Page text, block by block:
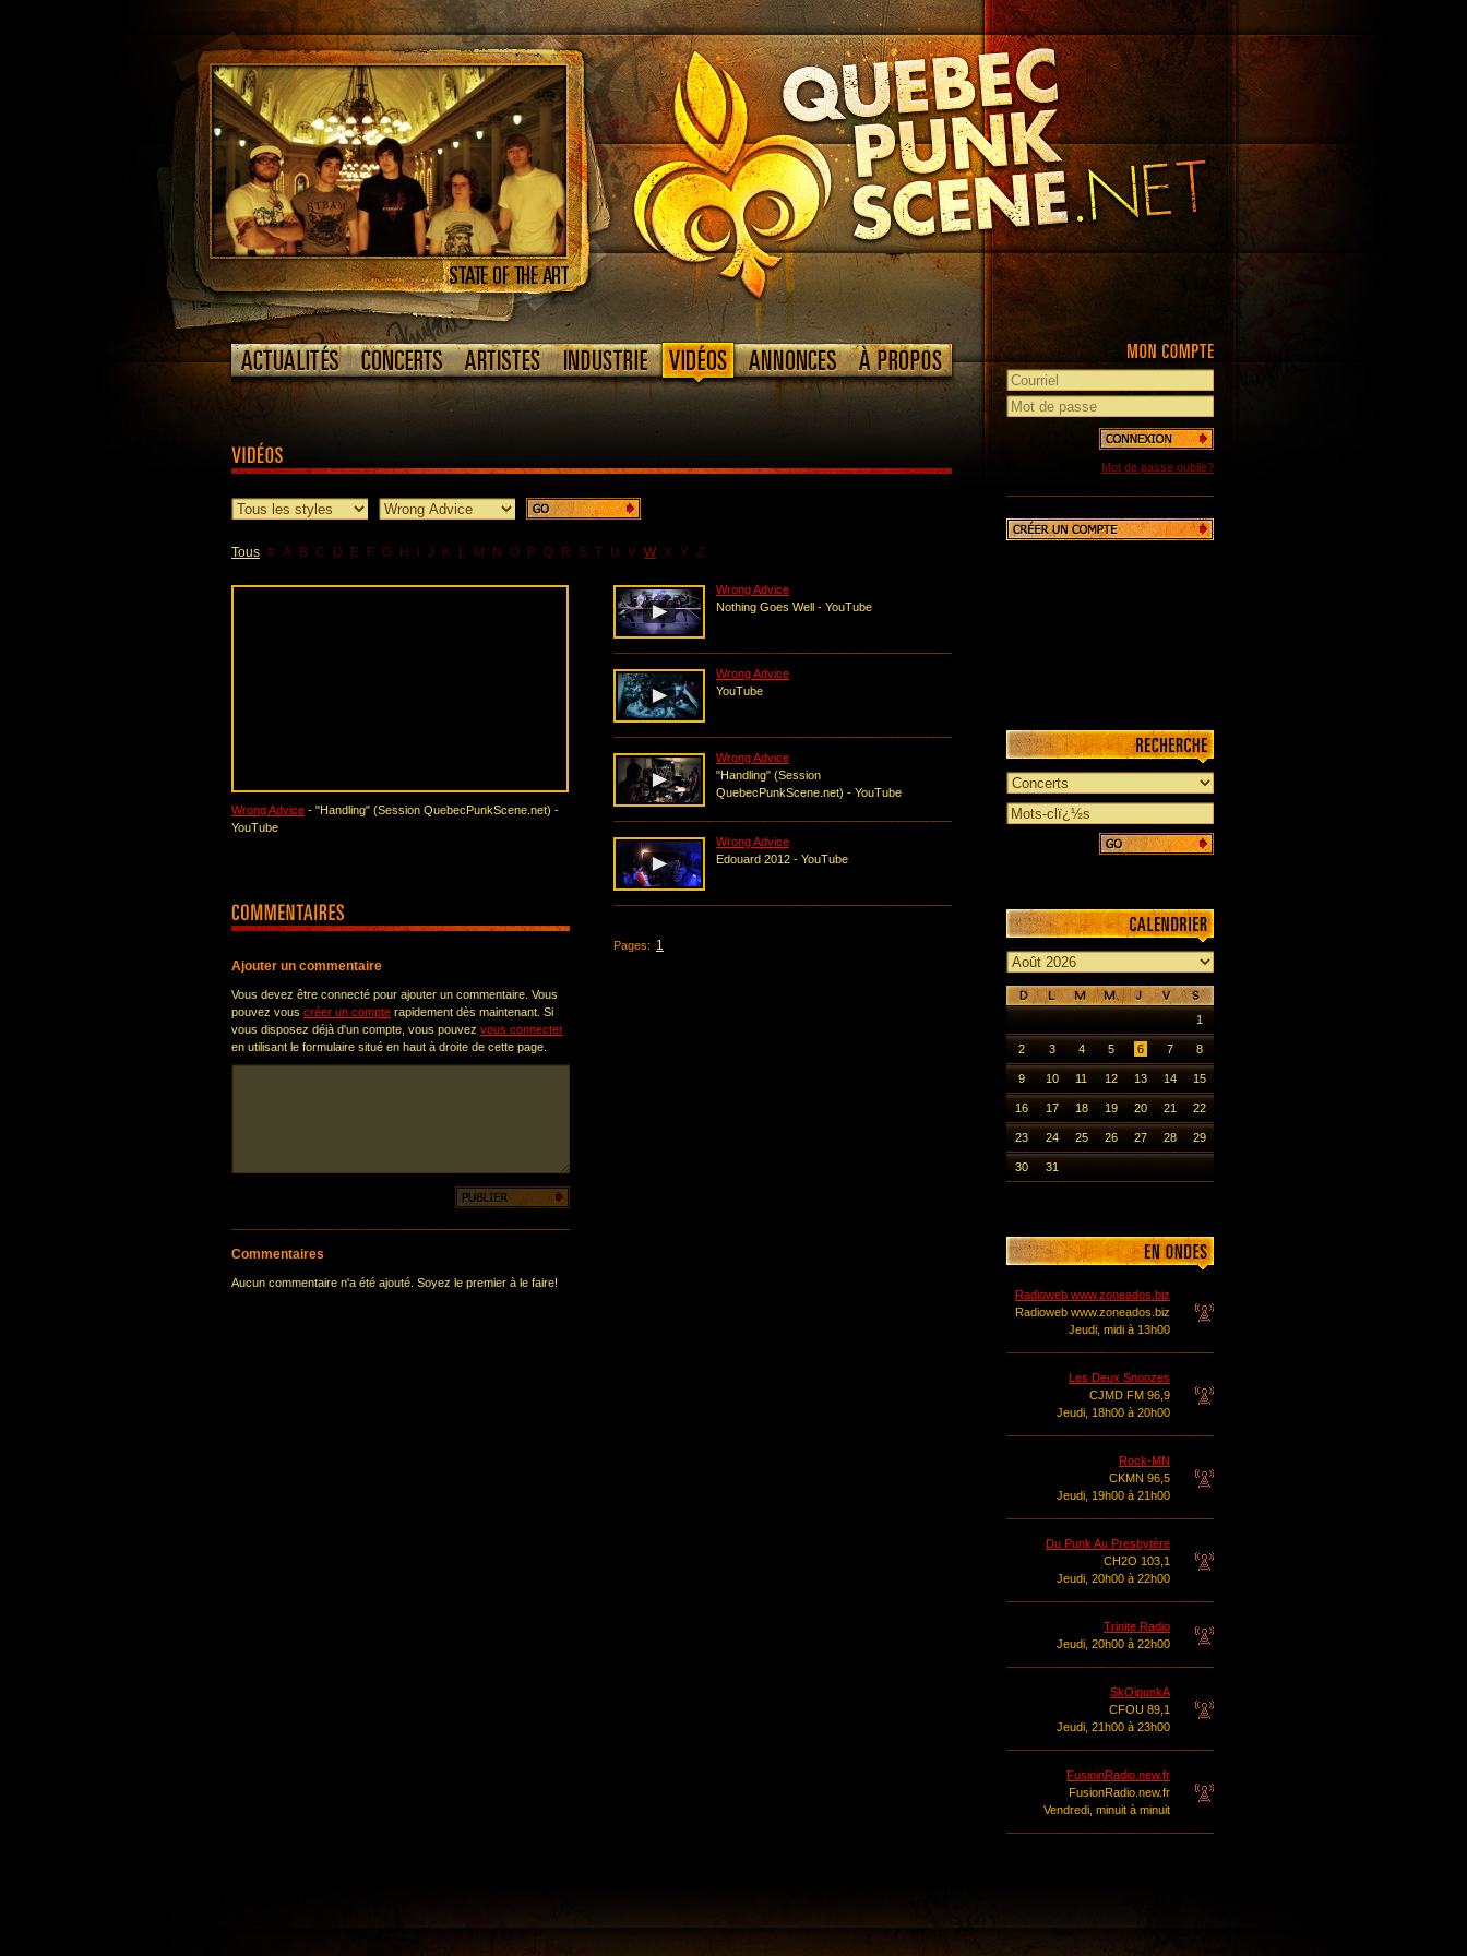
Tous # A B C D E F G H J K L M N O P Q R S T U V W X Y Z
Wrong Advice - "Handling" (Session QuebecPunkScene.net) -
YouTube
Ajouter un commentaire
Vous devez être connecté pour ajouter un commentaire. Vous
pouvez vous créer un compte rapidement dès maintenant. Si
vous disposez déjà d'un compte, vous pouvez vous connecter
en utilisant le formulaire situé en haut à droite de cette page.
Commentaires
Aucun commentaire n'a été ajouté. Soyez le premier à le faire!
Wrong Advice
Nothing Goes Well - YouTube
Wrong Advice
YouTube
Wrong Advice
"Handling" (Session
QuebecPunkScene.net) - YouTube
Wrong Advice
Edouard 2012 - YouTube
Pages: 1
Mot de passe oublié?
1
2 3 4 5 6 7 8
9 10 11 12 13 14 15
16 17 18 19 20 21 22
23 24 25 26 27 28 29
30 31
Radioweb www.zoneados.biz
Radioweb www.zoneados.biz
Jeudi, midi à 13h00
Les Deux Snoozes
CJMD FM 96,9
Jeudi, 18h00 à 20h00
Rock-MN
CKMN 96,5
Jeudi, 19h00 à 21h00
Du Punk Au Presbytère
CH2O 103,1
Jeudi, 20h00 à 22h00
Trinite Radio
Jeudi, 20h00 à 22h00
SkOipunkA
CFOU 89,1
Jeudi, 21h00 à 23h00
FusioinRadio.new.fr
FusionRadio.new.fr
Vendredi, minuit à minuit